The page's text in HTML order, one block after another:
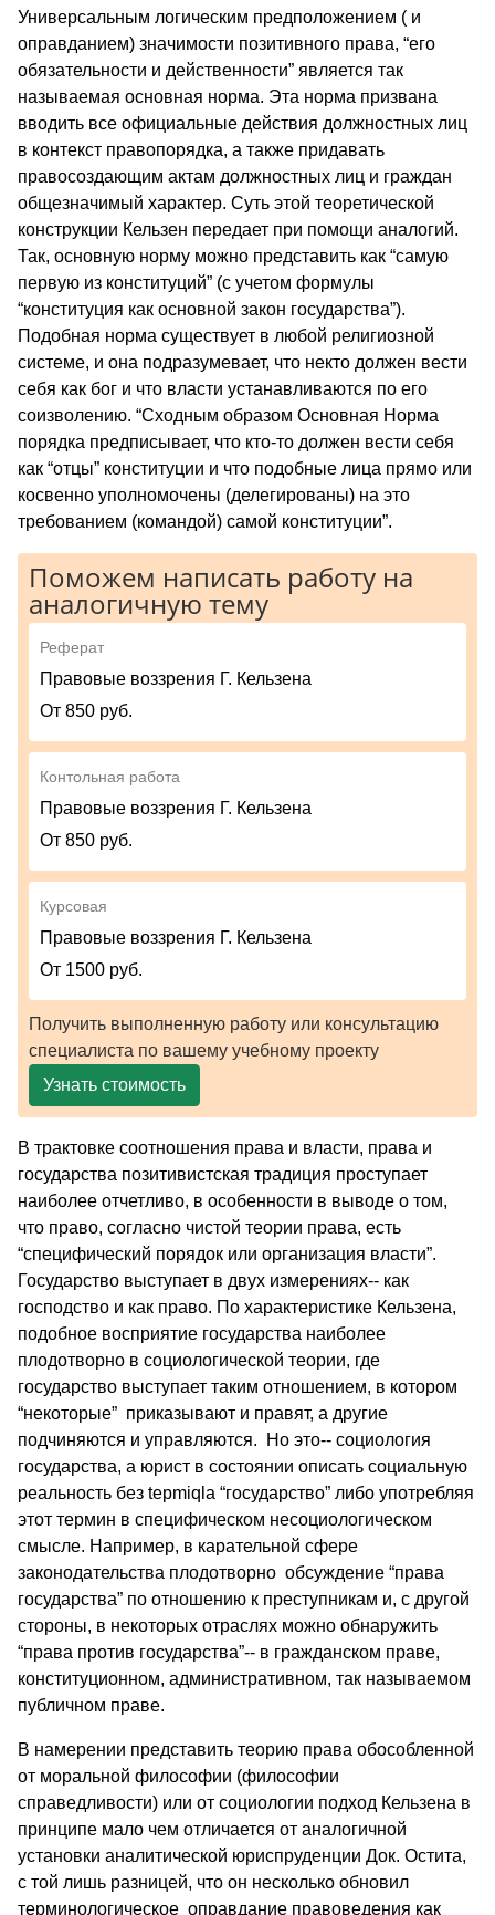
Универсальным логическим предположением ( и
оправданием) значимости позитивного права, “его
обязательности и действенности” является так
называемая основная норма. Эта норма призвана
вводить все официальные действия должностных лиц
в контекст правопорядка, а также придавать
правосоздающим актам должностных лиц и граждан
общезначимый характер. Суть этой теоретической
конструкции Кельзен передает при помощи аналогий.
Так, основную норму можно представить как “самую
первую из конституций” (с учетом формулы
“конституция как основной закон государства”).
Подобная норма существует в любой религиозной
системе, и она подразумевает, что некто должен вести
себя как бог и что власти устанавливаются по его
соизволению. “Сходным образом Основная Норма
порядка предписывает, что кто-то должен вести себя
как “отцы” конституции и что подобные лица прямо или
косвенно уполномочены (делегированы) на это
требованием (командой) самой конституции”.
Поможем написать работу на
аналогичную тему
Реферат
Правовые воззрения Г. Кельзена
От 850 руб.
Контольная работа
Правовые воззрения Г. Кельзена
От 850 руб.
Курсовая
Правовые воззрения Г. Кельзена
От 1500 руб.
Получить выполненную работу или консультацию
специалиста по вашему учебному проекту
Узнать стоимость
В трактовке соотношения права и власти, права и
государства позитивистская традиция проступает
наиболее отчетливо, в особенности в выводе о том,
что право, согласно чистой теории права, есть
“специфический порядок или организация власти”.
Государство выступает в двух измерениях-- как
господство и как право. По характеристике Кельзена,
подобное восприятие государства наиболее
плодотворно в социологической теории, где
государство выступает таким отношением, в котором
“некоторые” приказывают и правят, а другие
подчиняются и управляются. Но это-- социология
государства, а юрист в состоянии описать социальную
реальность без tepmiqla “государство” либо употребляя
этот термин в специфическом несоциологическом
смысле. Например, в карательной сфере
законодательства плодотворно обсуждение “права
государства” по отношению к преступникам и, с другой
стороны, в некоторых отраслях можно обнаружить
“права против государства”-- в гражданском праве,
конституционном, административном, так называемом
публичном праве.
В намерении представить теорию права обособленной
от моральной философии (философии
справедливости) или от социологии подход Кельзена в
принципе мало чем отличается от аналогичной
установки аналитической юриспруденции Док. Остита,
с той лишь разницей, что он несколько обновил
терминологическое оправдание правоведения как